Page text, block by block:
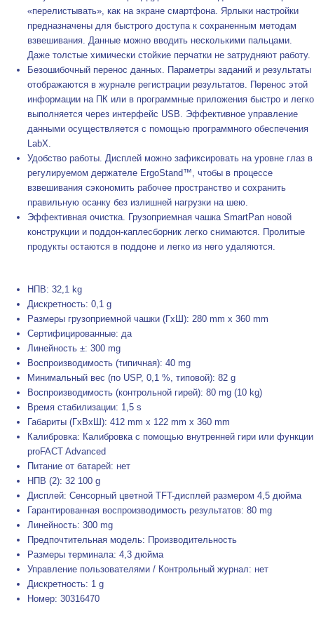
«перелистывать», как на экране смартфона. Ярлыки настройки
предназначены для быстрого доступа к сохраненным методам
взвешивания. Данные можно вводить несколькими пальцами.
Даже толстые химически стойкие перчатки не затрудняют работу.
Безошибочный перенос данных. Параметры заданий и результаты
отображаются в журнале регистрации результатов. Перенос этой
информации на ПК или в программные приложения быстро и легко
выполняется через интерфейс USB. Эффективное управление
данными осуществляется с помощью программного обеспечения
LabX.
Удобство работы. Дисплей можно зафиксировать на уровне глаз в
регулируемом держателе ErgoStand™, чтобы в процессе
взвешивания сэкономить рабочее пространство и сохранить
правильную осанку без излишней нагрузки на шею.
Эффективная очистка. Грузоприемная чашка SmartPan новой
конструкции и поддон-каплесборник легко снимаются. Пролитые
продукты остаются в поддоне и легко из него удаляются.
НПВ: 32,1 kg
Дискретность: 0,1 g
Размеры грузоприемной чашки (ГxШ): 280 mm x 360 mm
Сертифицированные: да
Линейность ±: 300 mg
Воспроизводимость (типичная): 40 mg
Минимальный вес (по USP, 0,1 %, типовой): 82 g
Воспроизводимость (контрольной гирей): 80 mg (10 kg)
Время стабилизации: 1,5 s
Габариты (ГxВxШ): 412 mm x 122 mm x 360 mm
Калибровка: Калибровка с помощью внутренней гири или функции
proFACT Advanced
Питание от батарей: нет
НПВ (2): 32 100 g
Дисплей: Сенсорный цветной TFT-дисплей размером 4,5 дюйма
Гарантированная воспроизводимость результатов: 80 mg
Линейность: 300 mg
Предпочтительная модель: Производительность
Размеры терминала: 4,3 дюйма
Управление пользователями / Контрольный журнал: нет
Дискретность: 1 g
Номер: 30316470